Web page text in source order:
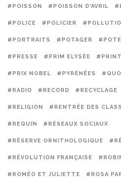
#POISSON #POISSON D'AVRIL
#POLICE #POLICIER
#PORTRAITS #POTAGER
#PRESSE #PRIM ELYSÉE
#PRIX NOBEL #PYRÉNÉES
#RADIO #RECORD #RECYCLAGE
#RELIGION #RENTRÉE DES
#REQUIN #RÉSEAUX SOCIAUX
#RÉSERVE ORNITHOLOGIQUE
#RÉVOLUTION FRANÇAISE
#ROMÉO ET JULIETTE #ROSA